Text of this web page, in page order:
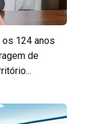
os 124 anos
de